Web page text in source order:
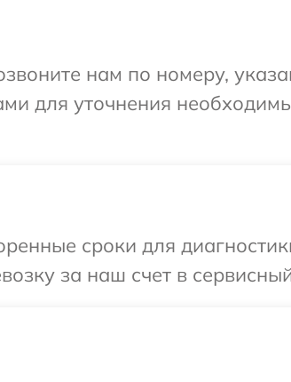
нам по номеру,
для уточнения
сроки для
за наш счет в